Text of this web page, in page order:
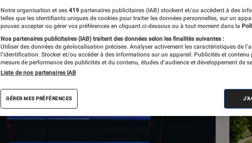
The
et
Notre organisation et ses 419 partenaires publicitaires (IAB) stockent et/ou accèdent à des
telles que les identifiants uniques de cookies pour traiter les données personnelles, sur un
pouvez accepter ou gérer vos préférences en cliquant ci-dessous ou à tout moment dans la
Nos partenaires publicitaires (IAB) traitent des données selon les finalités suivantes :
Utiliser des données de géolocalisation précises. Analyser activement les caractéristiques de
l’identification. Stocker et/ou accéder à des informations sur un appareil. Publicités et contenu
mesure de performance des publicités et du contenu, études d’audience et développement de
Liste de nos partenaires IAB
GÉRER MES PRÉFÉRENCES